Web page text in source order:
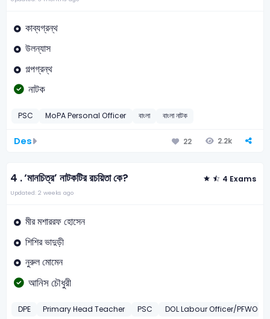
কাব্যগ্রন্থ
উলন্যাস
গল্পগ্রন্থ
নাটক
PSC MoPA Personal Officer বাংলা বাংলা নাটক
Des 22 2.2k
4 .‘মানচিত্র’ নাটকটির রচয়িতা কে? 4 Exams
Updated: 2 weeks ago
মীর মশাররফ হোসেন
শিশির ভাদুড়ী
নুরুল মোমেন
আনিস চৌধুরী
DPE Primary Head Teacher PSC DOL Labour Officer/PFWO-